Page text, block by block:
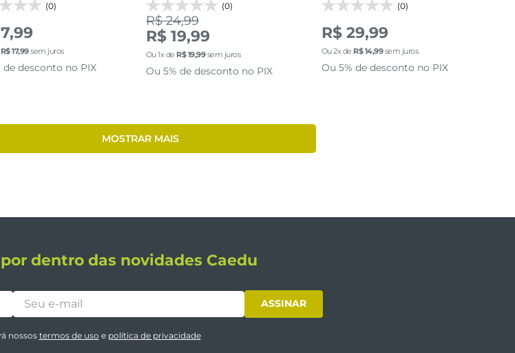
(0)
R$17,99sem juros
de desconto no PIX
(0)
R$ 24,99
R$ 19,99
Ou1x de R$ 19,99sem juros
Ou 5% de desconto no PIX
(0)
R$ 29,99
Ou2x de R$14,99sem juros
Ou 5% de desconto no PIX
MOSTRAR MAIS
dentro das novidades Caedu
ASSINAR
nossos termos de uso e política de privacidade